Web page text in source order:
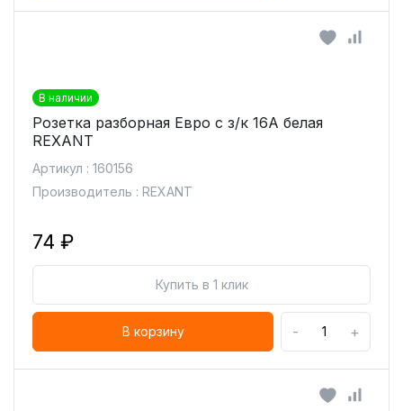
В наличии
Розетка разборная Евро с з/к 16А белая
REXANT
Артикул : 160156
Производитель : REXANT
74 ₽
Купить в 1 клик
В корзину - +